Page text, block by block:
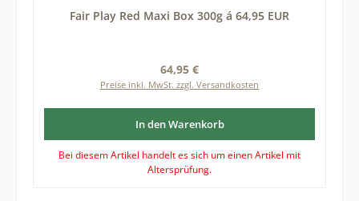
Fair Play Red Maxi Box 300g á 64,95 EUR
Regulärer Preis:
64,95 €
Preise inkl. MwSt. zzgl. Versandkosten
In den Warenkorb
Bei diesem Artikel handelt es sich um einen Artikel mit
Altersprüfung.